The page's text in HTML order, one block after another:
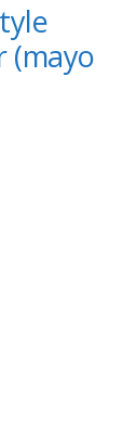
(mayo